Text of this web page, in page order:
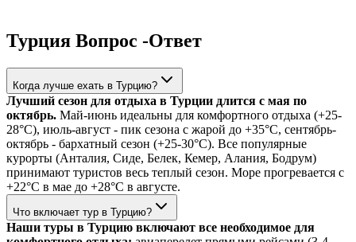
Турция Вопрос -Ответ
Когда лучше ехать в Турцию?
Лучший сезон для отдыха в Турции длится с мая по
октябрь. Май-июнь идеальны для комфортного отдыха (+25-
28°C), июль-август - пик сезона с жарой до +35°C, сентябрь-
октябрь - бархатный сезон (+25-30°C). Все популярные
курорты (Анталия, Сиде, Белек, Кемер, Алания, Бодрум)
принимают туристов весь теплый сезон. Море прогревается с
+22°C в мае до +28°C в августе.
Что включает тур в Турцию?
Наши туры в Турцию включают все необходимое для